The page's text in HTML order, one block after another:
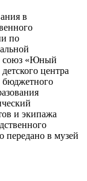
в
по
союз «Юный
центра
бюджетного
и экипажа
передано в музей